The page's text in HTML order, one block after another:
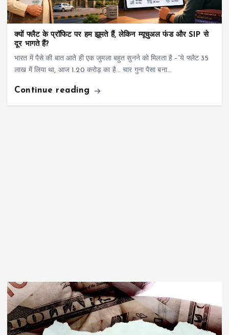
क्यों फ्लैट के प्रॉफिट पर हम झूमते हैं, लेकिन म्यूचुअल फंड और SIP से
दूर भागते हैं?
भारत में पैसे की बात आते ही एक जुमला बहुत सुनने को मिलता है –“ये फ्लैट 35
लाख में लिया था, आज 1.20 करोड़ का है… चार गुना पैसा बना…
Continue reading